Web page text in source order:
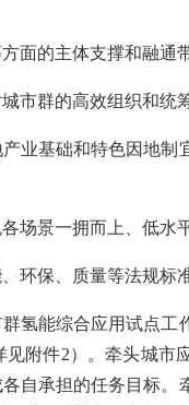
的主体支撑和融通带
群的高效组织和统筹
基础和特色因地制
景一拥而上、低水平
保、质量等法规标准
能综合应用试点工
附件2）。牵头城市
自承担的任务目标。